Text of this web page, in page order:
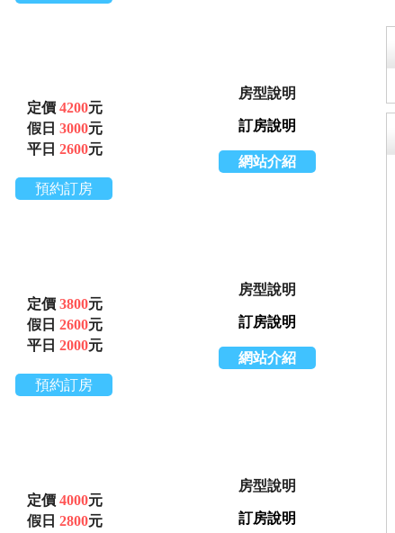
定價 4200元
假日 3000元
平日 2600元
房型說明
訂房說明
網站介紹
預約訂房
定價 3800元
假日 2600元
平日 2000元
房型說明
訂房說明
網站介紹
預約訂房
定價 4000元
假日 2800元
房型說明
訂房說明